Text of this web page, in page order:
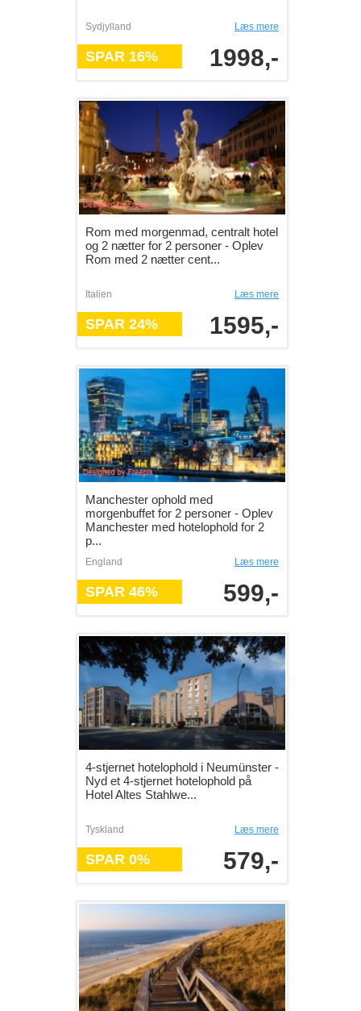
Sydjylland Læs mere
SPAR 16% 1998,-
Rom med morgenmad, centralt hotel
og 2 nætter for 2 personer - Oplev
Rom med 2 nætter cent...
Italien Læs mere
SPAR 24% 1595,-
Manchester ophold med
morgenbuffet for 2 personer - Oplev
Manchester med hotelophold for 2
p...
England Læs mere
SPAR 46% 599,-
4-stjernet hotelophold i Neumünster -
Nyd et 4-stjernet hotelophold på
Hotel Altes Stahlwe...
Tyskland Læs mere
SPAR 0% 579,-